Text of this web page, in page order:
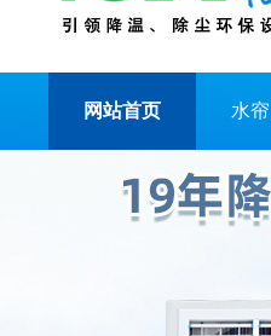
网站首页 水帘